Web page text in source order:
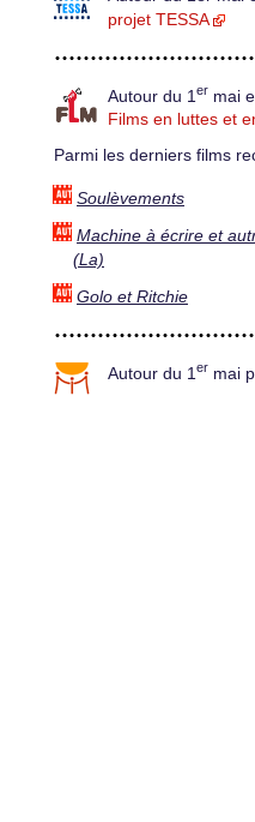
projet TESSA
Autour du 1 er mai
Films en luttes et
Parmi les derniers films
Soulèvements
Machine à écrire et
(La)
Golo et Ritchie
Autour du 1 er mai